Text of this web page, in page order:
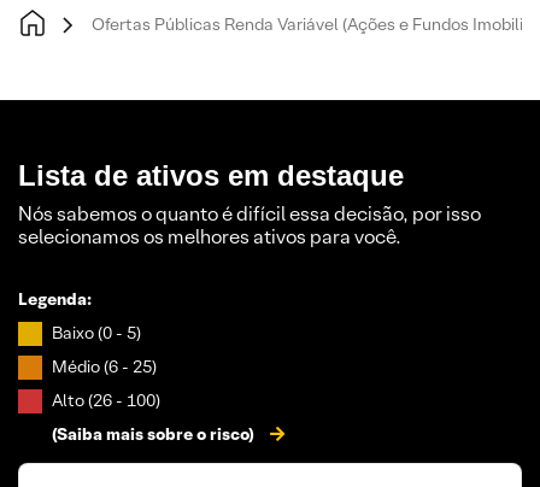
Ofertas Públicas Renda Variável (Ações e Fundos
Lista de ativos em destaque
Nós sabemos o quanto é difícil essa decisão, por isso
selecionamos os melhores ativos para você.
Legenda:
Baixo (0 - 5)
Médio (6 - 25)
Alto (26 - 100)
(Saiba mais sobre o risco)